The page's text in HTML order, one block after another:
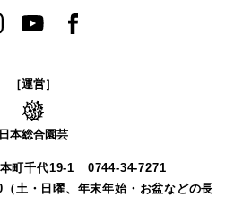
［運営］
日本総合園芸
町千代19-1
0744-34-7271
土・日曜、年末年始・お盆などの長